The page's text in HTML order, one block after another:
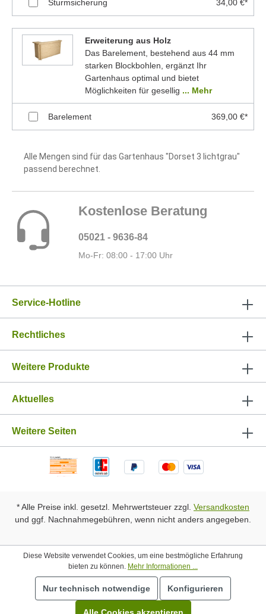
Sturmsicherung 34,00 €*
Erweiterung aus Holz
Das Barelement, bestehend aus 44 mm
starken Blockbohlen, ergänzt Ihr
Gartenhaus optimal und bietet
Möglichkeiten für gesellig ... Mehr
Barelement 369,00 €*
Alle Mengen sind für das Gartenhaus "Dorset 3 lichtgrau"
passend berechnet.
Kostenlose Beratung
05021 - 9636-84
Mo-Fr: 08:00 - 17:00 Uhr
Service-Hotline
Rechtliches
Weitere Produkte
Aktuelles
Weitere Seiten
* Alle Preise inkl. gesetzl. Mehrwertsteuer zzgl. Versandkosten
und ggf. Nachnahmegebühren, wenn nicht anders angegeben.
Diese Website verwendet Cookies, um eine bestmögliche Erfahrung
bieten zu können. Mehr Informationen ...
Nur technisch notwendige Konfigurieren